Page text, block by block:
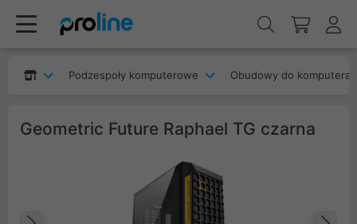
Podzespoły komputerowe Obudowy do komputera
Geometric Future Raphael TG czarna